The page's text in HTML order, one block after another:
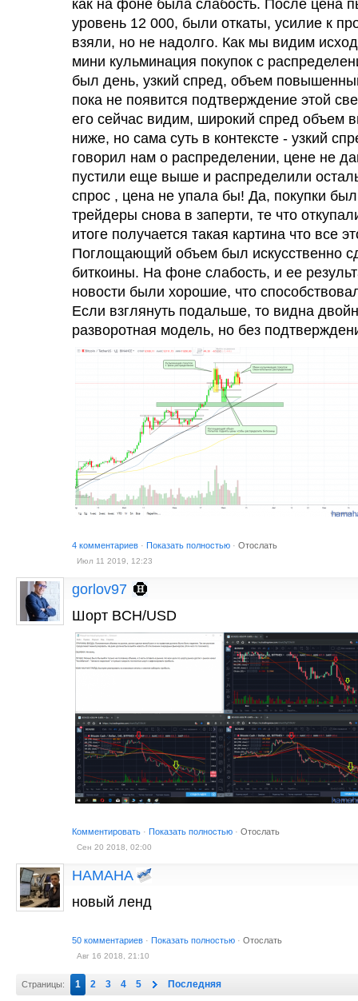
как на фоне была слабость. После цена
уровень 12 000, были откаты, усилие к
взяли, но не надолго. Как мы видим
мини кульминация покупок с
был день, узкий спред, объем
пока не появится подтверждение этой
его сейчас видим, широкий спред объем
ниже, но сама суть в контексте - узкий
говорил нам о распределении, цене не
пустили еще выше и распределили
спрос , цена не упала бы! Да, покупки
трейдеры снова в заперти, те что
итоге получается такая картина что все
Поглощающий объем был искусственно
биткоины. На фоне слабость, и ее
новости были хорошие, что
Если взглянуть подальше, то видна
разворотная модель, но без
4 комментариев · Показать полностью · Отослать
Июл 11 2019, 12:23
gorlov97
Шорт BCH/USD
Комментировать · Показать полностью · Отослать
Сен 20 2018, 02:00
HAMAHA
новый ленд
50 комментариев · Показать полностью · Отослать
Авг 16 2018, 21:10
Страницы: 1 2 3 4 5 Последняя